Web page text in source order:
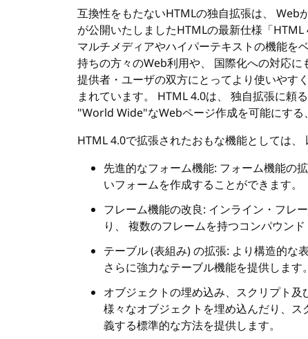
互換性をもたないHTMLの独自拡張は、 Web
が公開いたしましたHTMLの最新仕様「HTML
マルチメディアやハイパーテキストの機能を
持ちの方々のWeb利用や、 国際化への対応
提供者・ユーザの双方にとってより使いやす
まれています。 HTML4.0は、 独自拡張に頼
"World Wide"なWebページ作成を可能にする
HTML4.0で拡張されたおもな機能としては、
先進的なフォーム機能: フォーム機能の
いフォームを作成することができます。
フレーム機能の改良: インライン・フレ
り、 複数のフレームを持つコンパウン
テーブル (表組み) の拡張: より構造的な
さらに強力なテーブル機能を提供します。
オブジェクトの埋め込み、スクリプト
様々なオブジェクトを埋め込んだり、
義する標準的な方法を提供します。